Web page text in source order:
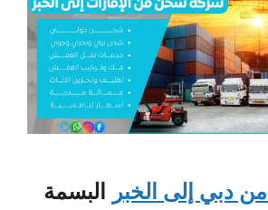
دبي إلى الخبر
البسمة